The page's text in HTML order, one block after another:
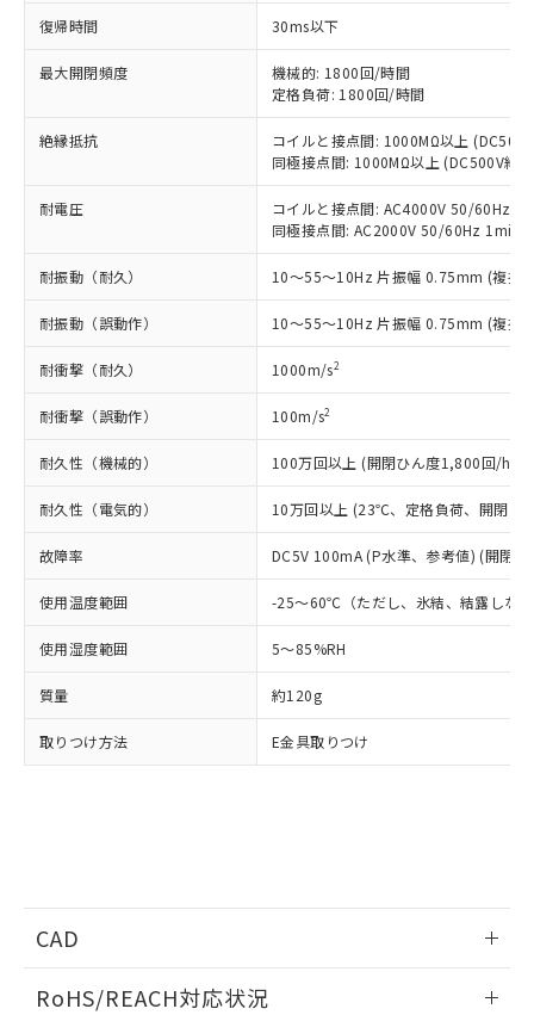
復帰時間 30ms以下
最大開閉頻度
機械的: 1800回/時間
定格負荷: 1800回/時間
絶縁抵抗
コイルと接点間: 1000MΩ以上
同極接点間: 1000MΩ以上 (DC500V絶
耐電圧
コイルと接点間: AC4000V 50/60Hz
同極接点間: AC2000V 50/60Hz 1min
耐振動（耐久） 10～55～10Hz 片振幅 0.75mm (複振
耐振動（誤動作） 10～55～10Hz 片振幅 0.75mm (複振
耐衝撃（耐久） 1000m/s2
耐衝撃（誤動作） 100m/s2
耐久性（機械的） 100万回以上 (開閉ひん度1,800回/h)
耐久性（電気的） 10万回以上 (23℃、定格負荷、開閉ひ
故障率 DC5V 100mA (P水準、参考値) (開閉
使用温度範囲 -25～60℃（ただし、氷結、結露しな
使用湿度範囲 5～85%RH
質量 約120g
取りつけ方法 E金具取りつけ
CAD
ドすることができます。
RoHS/REACH対応状況
以下の条件をお読みいただき、同意のうえ
ご利用ください。
本サービスは、当社制御機器事業取扱
商品の当社在庫状況および標準価格
(税抜)を提供させていただくもので
当社制御機器事業取扱商品の中には、
本サービスの対象外となる商品もある
ことをご了承ください。
在庫状況および標準価格照会結果は、
記載している更新日時点での社内デー
覧された時点での実際の在庫および標
準価格とは異なる場合があることをご
正式な納期状況および標準価格はお客
様のお取引先、またはお客様担当のオ
ムロン制御機器販売店・当社販売員に
ご相談ください。
オムロン制御機器販売店や当社販売拠
販売ネットワーク
」をご確認
在庫状況および標準価格結果を当社の
事前の承諾なく第三者に漏洩または開
マイパーツ機能（部品リスト作成サー
ビス）をご利用いただくには、I-Web
メンバーズにご登録されている必要が
お客様が当ウェブサイト上で当社にご
※当社の共同利用者とは、"個人情報
用者の範囲」に記載されている法人を
指します。
非含有に非対応の商品で、対応品を出す予
調査・確認中：EU RoHS指令（10物質）の
非含有の対応状況を調査中または確認中の
非該当品：ライセンス料など無形物で、有
害物質有無と関係のない商品です。
仕入先様の事情により、非含有部品として
いたものが、含有品と判明した場合などや
むを得ず変更することがあります。
*EU RoHS指令（10物質）：
鉛(Pb) 1000ppm以下、 水銀(Hg) 1000ppm以下、 カド
ミウム(Cd) 100ppm以下、
六価クロム(Cr(Ⅵ)) 1000ppm以下、ポリ臭化ビフェニル
類(PBB) 1000ppm以下、ポリ臭化ジフェニルエーテル類
(PBDE) 1000ppm以下、フタル酸ビス(2-エチルヘキシ
ル) (DEHP)(別名：DOP) 1000ppm以下、フタル酸ブチ
ルベンジル（BBP） 1000ppm以下、フタル酸ジブチル
（DBP） 1000ppm以下、フタル酸ジイソブチル
(DIBP) 1000ppm以下
但し、RoHS指令で産業用監視および制御機器に対する
フタル酸エステル類の４物質については閾値を超える意
図的な使用がないことを確認しています。
※2 対応予定月
部品在庫の切り替え状況などにより、予定
月が前後することがあります。
EU RoHS指令（10物質）の非含有証明書
ものではありません。
※1 中国RoHS○×表
「○」：最大均質材料含有率が中国RoHSの
基準値以下であることを示します。
基準値を超えていることを示します。
「－」：未確認です。当社販売部門へお問
い合わせください。
*中国RoHS10物質の基準値 (GB/T26572)：
Cr(Ⅵ)(六価クロム) : 1000ppm、 PBBs(ポリ臭化ビフェ
ニル類) : 1000ppm、 PBDEs(ポリ臭化ジフェニルエーテ
ル類) : 1000ppm、
DBP(フタル酸ジブチル) : 1000ppm、 DIBP(フタル酸ジ
イソブチル) : 1000ppm、 BBP(フタル酸ブチルベンジ
ル) : 1000ppm、
DEHP(フタル酸ビス(2-エチルヘキシル)) : 1000ppm
※2 環境保護使用期限
「ｅ」：有害物質（10物質）のすべてが基
準値以下であることを示します。
「10」：通常の使用状況下において有害物
質が外部に漏えいし、環境に深刻な影響を
及ぼさない年数を意味します。
「－」：未確認です。当社販売部門へお問
い合わせください。
当社は、これら貴社製品のうち、外国
為替および外国貿易法に定める商品
（以下｢規制貨物等」という）を輸出
または国外への提供する場合は、日本
国政府の輸出許可(または役務取引許
可)を取得するなどの必要な手続きを
当社は規制貨物を破棄する場合は、完
全に破砕するなど、違法に輸出されな
いよう必要な手段を講じます。
当社は貴社製品を、核兵器、ミサイ
ル、化学兵器、生物兵器またはその他
武器並びにこれらの製造装置等に一切
使用いたしません。
当社は、貴社製品を第三者に販売する
場合は、上記1、2および3の内容を当
該第三者に通知します。また当社は、
販売先および販売に係わる関係者が違
法に輸出するおそれがある場合は、取
り引きをいたしません。
記
号
一定数以上の在庫あり
－
在庫なし(最新の在庫状況につ
いては、お客様のお取引先、ま
たはお客様担当のオムロン制御
機器販売店・当社販売員にご確
情報を公開していない機種